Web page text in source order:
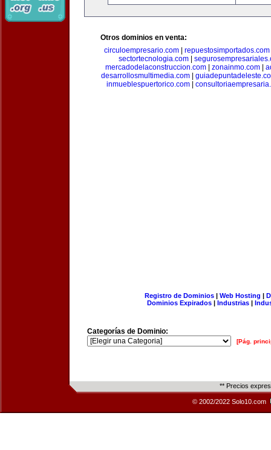
Otros dominios en venta:
circuloempresario.com| repuestosimportados.com
sectortecnologia.com
mercadodelaconstruccion.com
zonainmo.com
desarrollosmultimedia.com
inmueblespuertorico.com
Registro de Dominios| Web Hosting |
Dominios Expirados | Industrias |
Categorías de Dominio:
[Pág.
** Precios
© 2002/2022 Solo10.com